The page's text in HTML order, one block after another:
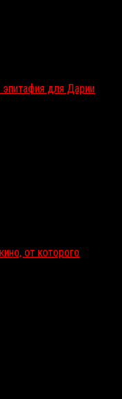
для Дарии
от которого